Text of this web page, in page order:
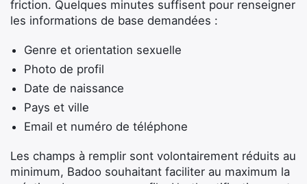
friction. Quelques minutes suffisent pour renseigner
les informations de base demandées :
Genre et orientation sexuelle
Photo de profil
Date de naissance
Pays et ville
Email et numéro de téléphone
Les champs à remplir sont volontairement réduits au
minimum, Badoo souhaitant faciliter au maximum la